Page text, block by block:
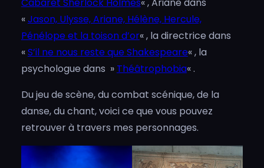
Cabaret Sherlock Holmes« , Ariane dans
«Jason, Ulysse, Ariane, Hélène, Hercule,
Pénélope et la toison d’or« , la directrice dans
«S’il ne nous reste que Shakespeare« , la
psychologue dans » Théâtrophobia« .
Du jeu de scène, du combat scénique, de la
danse, du chant, voici ce que vous pouvez
retrouver à travers mes personnages.